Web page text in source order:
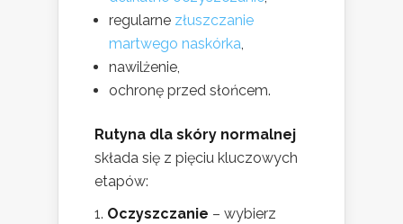
regularne złuszczanie
martwego naskórka,
nawilżenie,
ochronę przed słońcem.
Rutyna dla skóry normalnej
składa się z pięciu kluczowych
etapów:
Oczyszczanie – wybierz